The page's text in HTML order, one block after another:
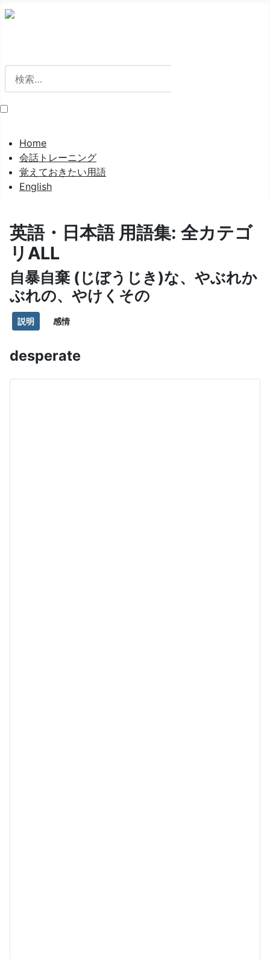
Home
会話トレーニング
覚えておきたい用語
English
英語・日本語 用語集: 全カテゴ
リALL
自暴自棄 (じぼうじき)な、やぶれか
ぶれの、やけくその
説明 感情
desperate